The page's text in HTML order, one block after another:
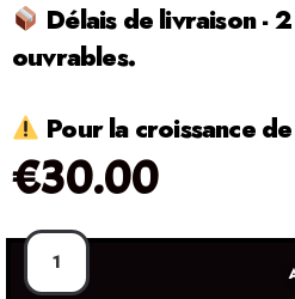
Délais de livraison -
ouvrables.
Pour la croissance
€30.00